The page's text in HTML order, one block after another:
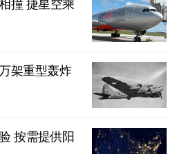
撞 捷星空乘
架重型轰炸
按需提供阳